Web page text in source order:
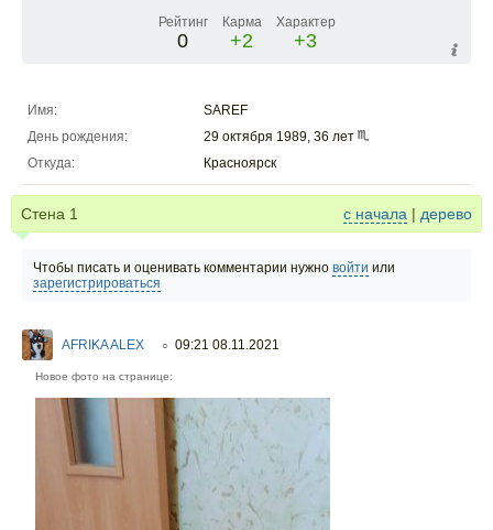
Рейтинг
0
Карма
+2
Характер
+3
Имя:
SAREF
День рождения:
29 октября 1989, 36 лет
Откуда:
Красноярск
Стена 1 с начала | дерево
Чтобы писать и оценивать комментарии нужно войти или
зарегистрироваться
AFRIKA ALEX ○ 09:21 08.11.2021
Новое фото на странице: